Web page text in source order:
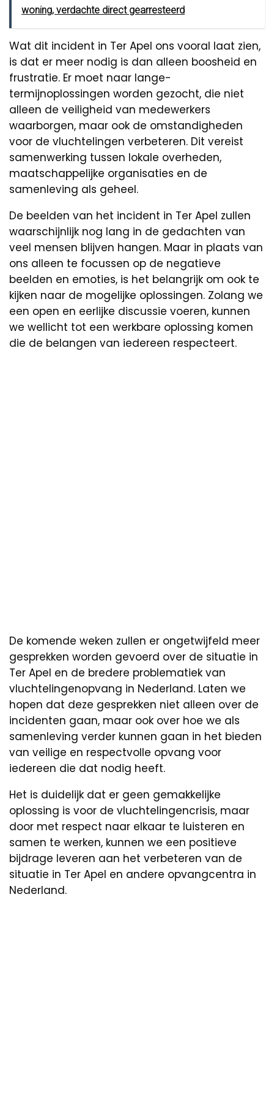
woning, verdachte direct gearresteerd
Wat dit incident in Ter Apel ons vooral laat zien,
is dat er meer nodig is dan alleen boosheid en
frustratie. Er moet naar lange-
termijnoplossingen worden gezocht, die niet
alleen de veiligheid van medewerkers
waarborgen, maar ook de omstandigheden
voor de vluchtelingen verbeteren. Dit vereist
samenwerking tussen lokale overheden,
maatschappelijke organisaties en de
samenleving als geheel.
De beelden van het incident in Ter Apel zullen
waarschijnlijk nog lang in de gedachten van
veel mensen blijven hangen. Maar in plaats van
ons alleen te focussen op de negatieve
beelden en emoties, is het belangrijk om ook te
kijken naar de mogelijke oplossingen. Zolang we
een open en eerlijke discussie voeren, kunnen
we wellicht tot een werkbare oplossing komen
die de belangen van iedereen respecteert.
De komende weken zullen er ongetwijfeld meer
gesprekken worden gevoerd over de situatie in
Ter Apel en de bredere problematiek van
vluchtelingenopvang in Nederland. Laten we
hopen dat deze gesprekken niet alleen over de
incidenten gaan, maar ook over hoe we als
samenleving verder kunnen gaan in het bieden
van veilige en respectvolle opvang voor
iedereen die dat nodig heeft.
Het is duidelijk dat er geen gemakkelijke
oplossing is voor de vluchtelingencrisis, maar
door met respect naar elkaar te luisteren en
samen te werken, kunnen we een positieve
bijdrage leveren aan het verbeteren van de
situatie in Ter Apel en andere opvangcentra in
Nederland.